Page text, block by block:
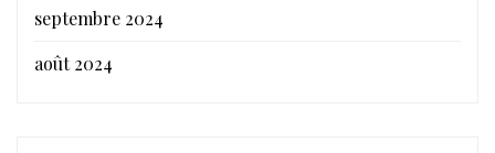
septembre 2024
août 2024